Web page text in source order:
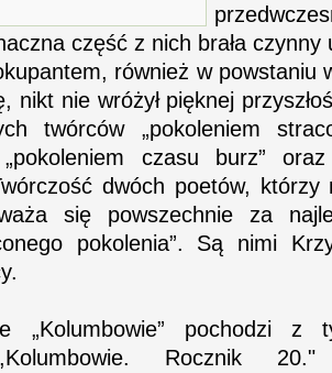
część z nich brała czynny
również w powstaniu
nikt nie wróżył pięknej
twórców „pokoleniem
„pokoleniem czasu burz”
dwóch poetów,
się powszechnie za
pokolenia”. Są nimi
„Kolumbowie” pochodzi z
Rocznik 20."